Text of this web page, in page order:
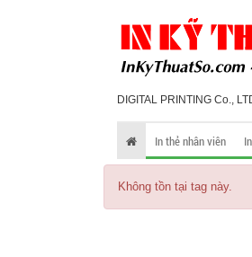
DIGITAL PRINTING Co.,
In thẻ nhân viên
Không tồn tại tag này.